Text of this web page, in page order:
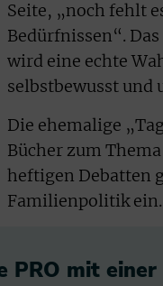
Seite, „noch fehlt
Bedürfnissen“.
wird eine echte
selbstbewusst und
Die ehemalige
Bücher zum
heftigen Debatten
Familienpolitik ein.
PRO mit einer